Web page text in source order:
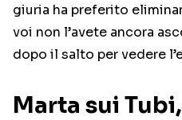
giuria ha preferito
voi non l’avete ancora
dopo il salto per vedere
Marta sui